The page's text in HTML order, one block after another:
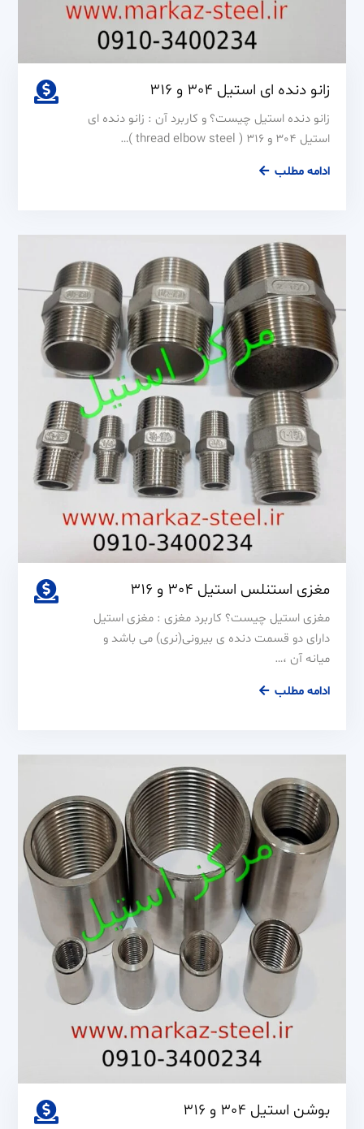
زانو دنده ای استیل 304 و 316
زانو دنده استیل چیست؟ و کاربرد آن : زانو دنده ای
استیل 304 و 316 ( thread elbow steel )…
ادامه مطلبزانو
استیل
304
و
316
مغزی استنلس استیل 304 و 316
مغزی استیل چیست؟ کاربرد مغزی : مغزی استیل
دارای دو قسمت دنده ی بیرونی(نری) می باشد و
میانه آن ،…
ادامه مطلبمغزی
304
316
بوشن استیل 304 و 316